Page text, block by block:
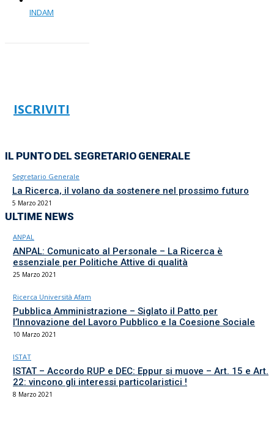
INDAM
ISCRIVITI
IL PUNTO DEL SEGRETARIO GENERALE
Segretario Generale
La Ricerca, il volano da sostenere nel prossimo futuro
5 Marzo 2021
ULTIME NEWS
ANPAL
ANPAL: Comunicato al Personale – La Ricerca è
essenziale per Politiche Attive di qualità
25 Marzo 2021
Ricerca Università Afam
Pubblica Amministrazione – Siglato il Patto per
l’Innovazione del Lavoro Pubblico e la Coesione Sociale
10 Marzo 2021
ISTAT
ISTAT – Accordo RUP e DEC: Eppur si muove – Art. 15 e Art.
22: vincono gli interessi particolaristici !
8 Marzo 2021